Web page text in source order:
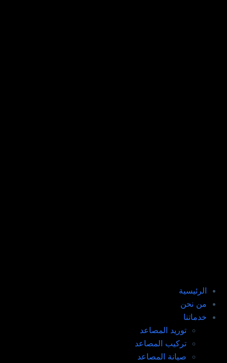
الرئيسية
من نحن
خدماتنا
توريد المصاعد​
تركيب المصاعد ​
صيانة المصاعد​